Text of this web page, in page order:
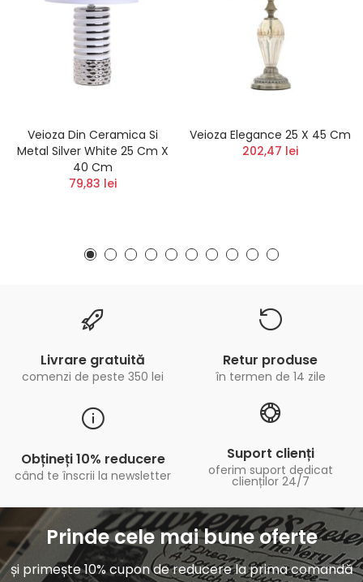
Veioza Din Ceramica Si
Metal Silver White 25 Cm X
40 Cm
79,83 lei
Veioza Elegance 25 X 45 Cm
202,47 lei
Livrare gratuită
comenzi de peste 350 lei
Retur produse
în termen de 14 zile
Obțineți 10% reducere
când te înscrii la newsletter
Suport clienți
oferim suport dedicat
clienților 24/7
Prinde cele mai bune oferte
și primește 10% cupon de reducere la prima comandă